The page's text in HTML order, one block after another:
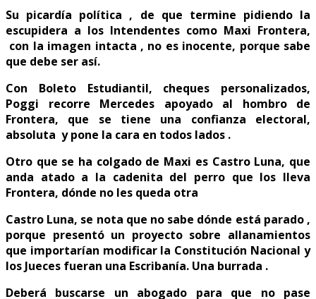
Su picardía política , de que termine pidiendo la
escupidera a los Intendentes como Maxi Frontera,
con la imagen intacta , no es inocente, porque sabe
que debe ser así.
Con Boleto Estudiantil, cheques personalizados,
Poggi recorre Mercedes apoyado al hombro de
Frontera, que se tiene una confianza electoral,
absoluta y pone la cara en todos lados .
Otro que se ha colgado de Maxi es Castro Luna, que
anda atado a la cadenita del perro que los lleva
Frontera, dónde no les queda otra
Castro Luna, se nota que no sabe dónde está parado ,
porque presentó un proyecto sobre allanamientos
que importarían modificar la Constitución Nacional y
los Jueces fueran una Escribanía. Una burrada .
Deberá buscarse un abogado para que no pase